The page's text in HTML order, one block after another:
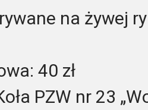
na żywej
40 zł
PZW nr 23